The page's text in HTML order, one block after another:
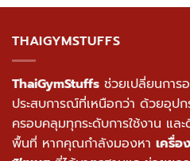
THAIGYMSTUFFS
ThaiGymStuffs ช่วยเปลี่ยนการ
ประสบการณ์ที่เหนือกว่า ด้วยอุป
ครอบคลุมทุกระดับการใช้งาน แล
พื้นที่ หากคุณกำลังมองหา เครื่อ